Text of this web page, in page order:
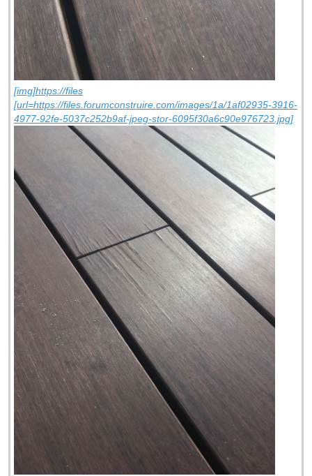
[img]https://files
[url=https://files.forumconstruire.com/images/1a/1af02935-3916-
4977-92fe-5037c252b9af-jpeg-stor-6095f30a6c90e976723.jpg]